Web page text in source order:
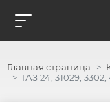
Главная страница
ГАЗ 24, 31029, 3302,